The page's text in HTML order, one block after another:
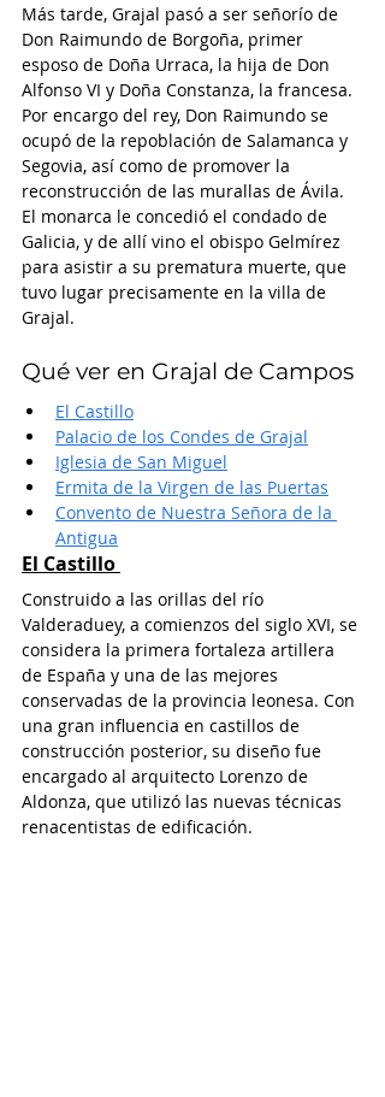
Más tarde, Grajal pasó a ser señorío de
Don Raimundo de Borgoña, primer
esposo de Doña Urraca, la hija de Don
Alfonso VI y Doña Constanza, la francesa.
Por encargo del rey, Don Raimundo se
ocupó de la repoblación de Salamanca y
Segovia, así como de promover la
reconstrucción de las murallas de Ávila.
El monarca le concedió el condado de
Galicia, y de allí vino el obispo Gelmírez
para asistir a su prematura muerte, que
tuvo lugar precisamente en la villa de
Grajal.
Qué ver en Grajal de Campos
El Castillo
Palacio de los Condes de Grajal
Iglesia de San Miguel
Ermita de la Virgen de las Puertas
Convento de Nuestra Señora de la
Antigua
El Castillo
Construido a las orillas del río
Valderaduey, a comienzos del siglo XVI, se
considera la primera fortaleza artillera
de España y una de las mejores
conservadas de la provincia leonesa. Con
una gran influencia en castillos de
construcción posterior, su diseño fue
encargado al arquitecto Lorenzo de
Aldonza, que utilizó las nuevas técnicas
renacentistas de edificación.